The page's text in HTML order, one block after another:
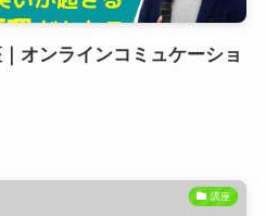
オンラインコミュケーショ
講座